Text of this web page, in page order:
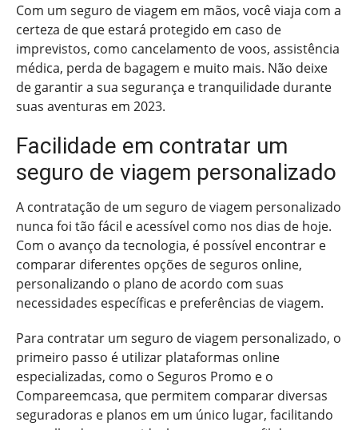
Com um seguro de viagem em mãos, você viaja com a
certeza de que estará protegido em caso de
imprevistos, como cancelamento de voos, assistência
médica, perda de bagagem e muito mais. Não deixe
de garantir a sua segurança e tranquilidade durante
suas aventuras em 2023.
Facilidade em contratar um
seguro de viagem personalizado
A contratação de um seguro de viagem personalizado
nunca foi tão fácil e acessível como nos dias de hoje.
Com o avanço da tecnologia, é possível encontrar e
comparar diferentes opções de seguros online,
personalizando o plano de acordo com suas
necessidades específicas e preferências de viagem.
Para contratar um seguro de viagem personalizado, o
primeiro passo é utilizar plataformas online
especializadas, como o Seguros Promo e o
Compareemcasa, que permitem comparar diversas
seguradoras e planos em um único lugar, facilitando